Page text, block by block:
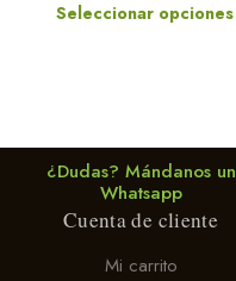
Seleccionar opciones
variantes.
Las
opciones
se
pueden
elegir
¿Dudas? Mándanos un
Whatsapp
Cuenta de cliente
Mi carrito